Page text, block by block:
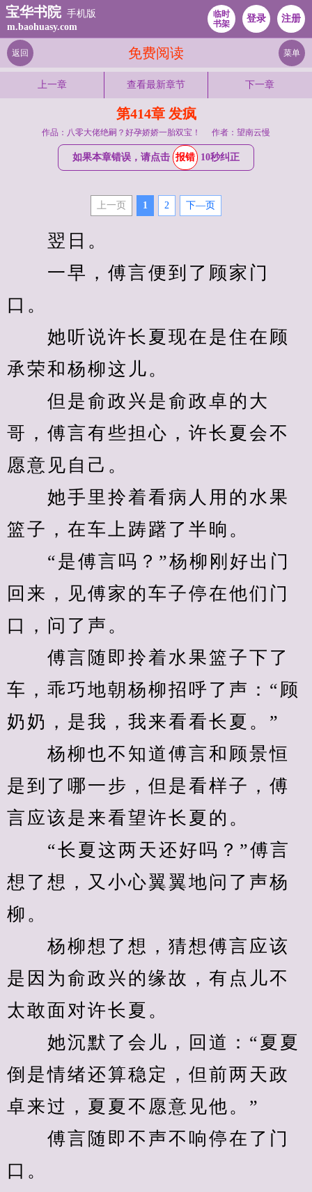
宝华书院 手机版
m.baohuasy.com
临时
书架
登录 注册
免费阅读
返回 菜单
上一章 查看最新章节 下一章
第414章 发疯
作品：八零大佬绝嗣？好孕娇娇一胎双宝！ 作者：望南云慢
如果本章错误，请点击 报错 10秒纠正
上一页 1 2 下—页
翌日。
一早，傅言便到了顾家门
口。
她听说许长夏现在是住在顾
承荣和杨柳这儿。
但是俞政兴是俞政卓的大
哥，傅言有些担心，许长夏会不
愿意见自己。
她手里拎着看病人用的水果
篮子，在车上踌躇了半晌。
“是傅言吗？”杨柳刚好出门
回来，见傅家的车子停在他们门
口，问了声。
傅言随即拎着水果篮子下了
车，乖巧地朝杨柳招呼了声：“顾
奶奶，是我，我来看看长夏。”
杨柳也不知道傅言和顾景恒
是到了哪一步，但是看样子，傅
言应该是来看望许长夏的。
“长夏这两天还好吗？”傅言
想了想，又小心翼翼地问了声杨
柳。
杨柳想了想，猜想傅言应该
是因为俞政兴的缘故，有点儿不
太敢面对许长夏。
她沉默了会儿，回道：“夏夏
倒是情绪还算稳定，但前两天政
卓来过，夏夏不愿意见他。”
傅言随即不声不响停在了门
口。